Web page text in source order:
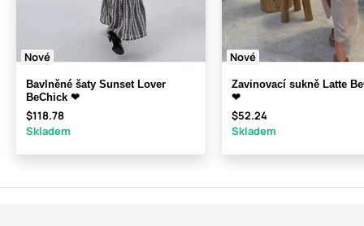
Nové
Bavlněné šaty Sunset Lover
BeChick ❤
$118.78
Skladem
Nové
Zavinovací sukně Latte
❤
$52.24
Skladem